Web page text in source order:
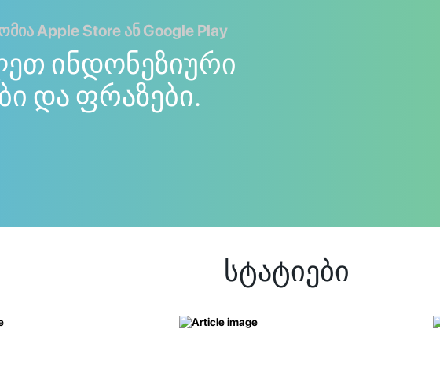
Apple Store ან Google Play
ინდონეზიური
და ფრაზები.
სტატიები